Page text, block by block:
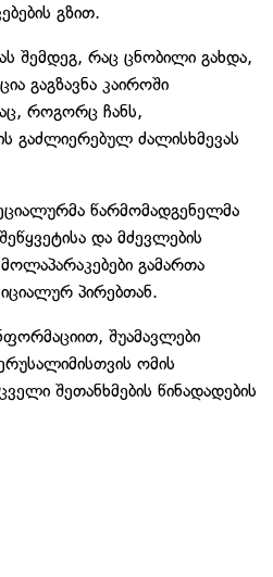
გზით.
შემდეგ, რაც ცნობილი გახდა,
გაგზავნა კაიროში
როგორც ჩანს,
გაძლიერებულ ძალისხმევას
წარმომადგენელმა
და მძევლების
გამართა
პირებთან.
შუამავლები
ომის
შეთანხმების წინადადების